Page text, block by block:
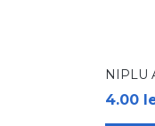
NIPLU
4.00